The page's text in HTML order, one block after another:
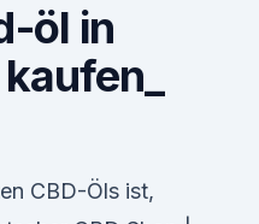
öl in
CBD-Öls ist,